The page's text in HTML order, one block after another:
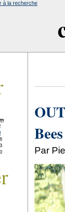
à la recherche
Par